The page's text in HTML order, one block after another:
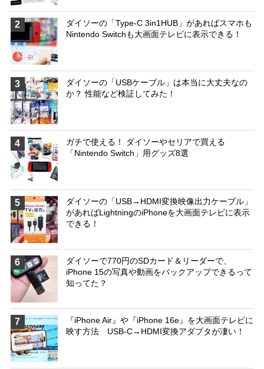
2
ダイソーの「Type-C 3in1HUB」があればスマホも
Nintendo Switchも大画面テレビに表示できる！
3
ダイソーの「USBケーブル」は本当に大丈夫なの
か？ 性能など検証してみた！
4
ガチで使える！ ダイソーやセリアで買える
「Nintendo Switch」用グッズ8選
5
ダイソーの「USB→HDMI変換映像出力ケーブル」
があればLightningのiPhoneを大画面テレビに表示
できる！
6
ダイソーで770円のSDカード＆リーダーで、
iPhone 15の写真や動画をバックアップできるって
知ってた？
7
『iPhone Air』や『iPhone 16e』を大画面テレビに
映す方法 USB-C→HDMI変換アダプタが凄い！